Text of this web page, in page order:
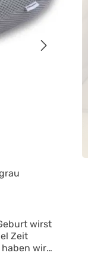
wirst
Zeit
wird.